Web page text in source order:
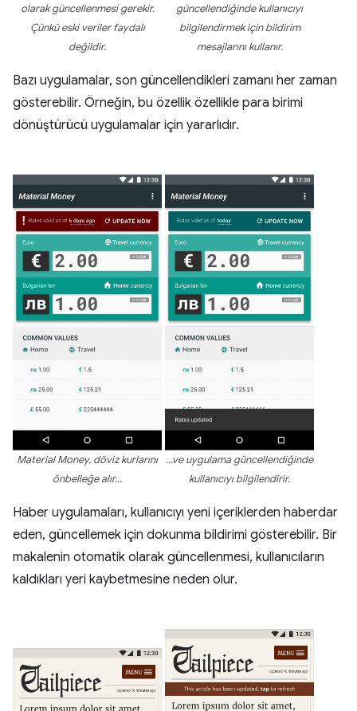
olarak güncellenmesi gerekir.
Çünkü eski veriler faydalı
değildir.
güncellendiğinde kullanıcıyı
bilgilendirmek için bildirim
mesajlarını kullanır.
Bazı uygulamalar, son güncellendikleri zamanı her zaman
gösterebilir. Örneğin, bu özellik özellikle para birimi
dönüştürücü uygulamalar için yararlıdır.
Material Money, döviz kurlarını
önbelleğe alır…
…ve uygulama güncellendiğinde
kullanıcıyı bilgilendirir.
Haber uygulamaları, kullanıcıyı yeni içeriklerden haberdar
eden, güncellemek için dokunma bildirimi gösterebilir. Bir
makalenin otomatik olarak güncellenmesi, kullanıcıların
kaldıkları yeri kaybetmesine neden olur.